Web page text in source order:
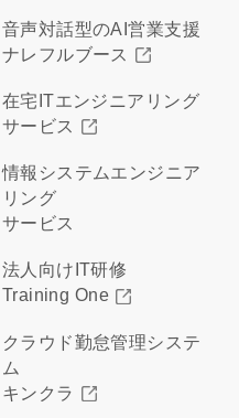
音声対話型のAI営業支援
ナレフルブース
在宅ITエンジニアリング
サービス
情報システムエンジニア
リング
サービス
法人向けIT研修
Training One
クラウド勤怠管理システ
ム
キンクラ